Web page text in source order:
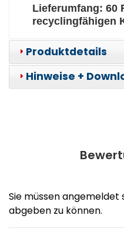
​Lieferumfang: 60
recyclingfähigen
Produktdetails
Hinweise +
Sie müssen angemeldet
abgeben zu können.